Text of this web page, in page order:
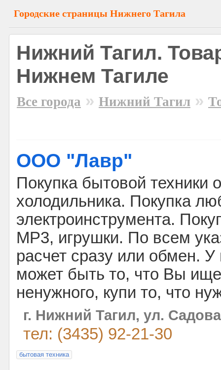
Городские страницы Нижнего Тагила
Нижний Тагил.
Нижнем Тагиле
Все города » Нижний Тагил »
ООО "Лавр"
Покупка бытовой техники
холодильника. Покупка
электроинструмента.
MP3, игрушки. По всем
расчет сразу или обмен.
может быть то, что Вы
ненужного, купи то, что
г. Нижний Тагил, ул.
тел: (3435) 92-21-30
бытовая техника